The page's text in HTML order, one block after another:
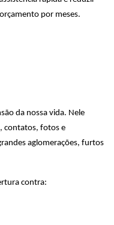
por meses.
da nossa vida. Nele
contatos, fotos e
aglomerações, furtos
contra: